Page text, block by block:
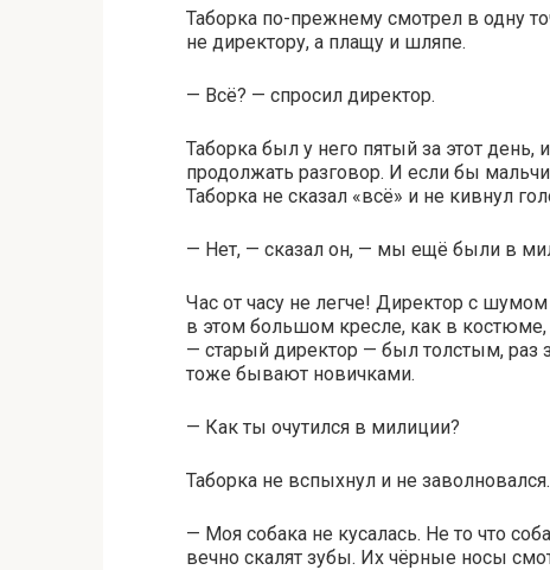
Таборка по-прежнему смотрел в одну
не директору, а плащу и шляпе.
— Всё? — спросил директор.
Таборка был у него пятый за этот
продолжать разговор. И если бы
Таборка не сказал «всё» и не кивнул
— Нет, — сказал он, — мы ещё были в
Час от часу не легче! Директор с
в этом большом кресле, как в
— старый директор — был толстым, раз
тоже бывают новичками.
— Как ты очутился в милиции?
Таборка не вспыхнул и не
— Моя собака не кусалась. Не то что
вечно скалят зубы. Их чёрные носы